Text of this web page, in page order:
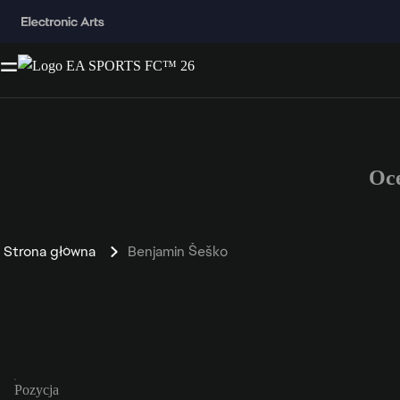
Strona główna Benjamin Šeško
Pozycja